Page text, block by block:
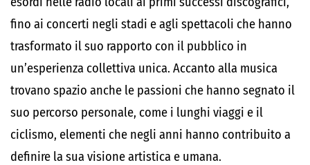
fino ai concerti negli stadi e agli spettacoli che hanno
trasformato il suo rapporto con il pubblico in
un’esperienza collettiva unica. Accanto alla musica
trovano spazio anche le passioni che hanno segnato il
suo percorso personale, come i lunghi viaggi e il
ciclismo, elementi che negli anni hanno contribuito a
definire la sua visione artistica e umana.